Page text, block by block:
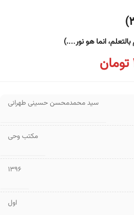
انما هو نور….)
تومان
سید محمدمحسن حسینی طهرانی
مکتب وحی
1396
اول